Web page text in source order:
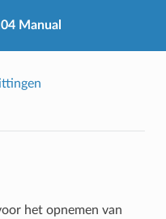
Manual
het opnemen van